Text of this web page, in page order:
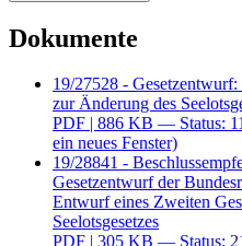
Dokumente
19/27528 -
zur Änderung des
PDF | 886 KB — Status:
ein neues Fenster)
19/28841 -
Gesetzentwurf der
Entwurf eines Zweiten
Seelotsgesetzes
PDF | 305 KB — Status: